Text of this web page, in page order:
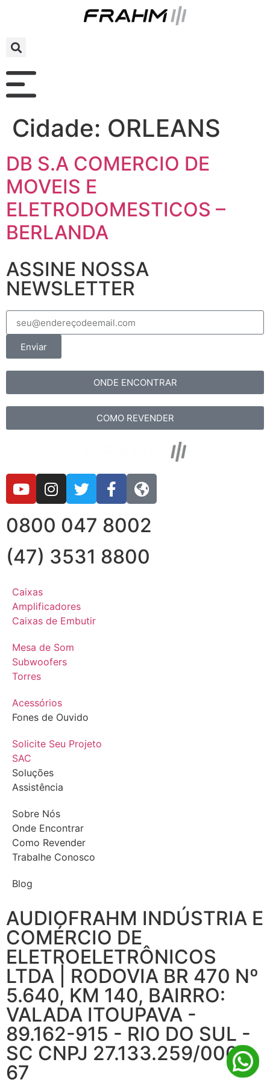
Cidade: ORLEANS
DB S.A COMERCIO DE
MOVEIS E
ELETRODOMESTICOS –
BERLANDA
ASSINE NOSSA
NEWSLETTER
Enviar
ONDE ENCONTRAR
COMO REVENDER
0800 047 8002
(47) 3531 8800
Caixas
Amplificadores
Caixas de Embutir
Mesa de Som
Subwoofers
Torres
Acessórios
Fones de Ouvido
Solicite Seu Projeto
SAC
Soluções
Assistência
Sobre Nós
Onde Encontrar
Como Revender
Trabalhe Conosco
Blog
AUDIOFRAHM INDÚSTRIA E
COMÉRCIO DE
ELETROELETRÔNICOS
LTDA | RODOVIA BR 470 Nº
5.640, KM 140, BAIRRO:
VALADA ITOUPAVA -
89.162-915 - RIO DO SUL -
SC CNPJ 27.133.259/0001-
67